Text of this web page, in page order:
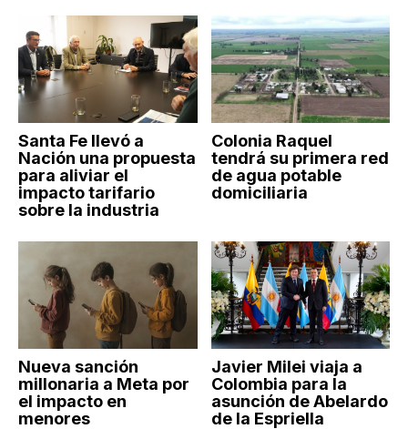
Santa Fe llevó a
Nación una propuesta
para aliviar el
impacto tarifario
sobre la industria
Colonia Raquel
tendrá su primera red
de agua potable
domiciliaria
Nueva sanción
millonaria a Meta por
el impacto en
menores
Javier Milei viaja a
Colombia para la
asunción de Abelardo
de la Espriella